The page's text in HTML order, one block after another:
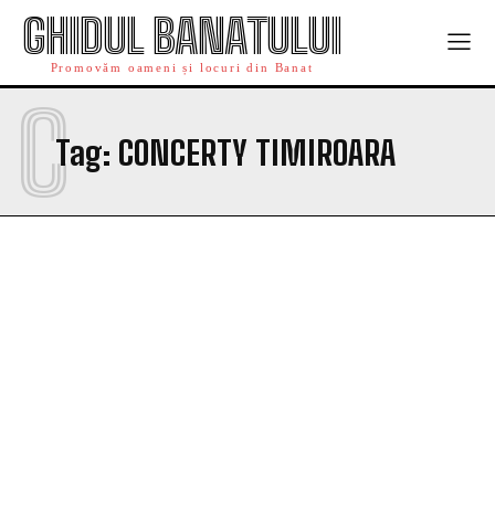
GHIDUL BANATULUI
Promovăm oameni și locuri din Banat
Tag: CONCERTY TIMIROARA
C